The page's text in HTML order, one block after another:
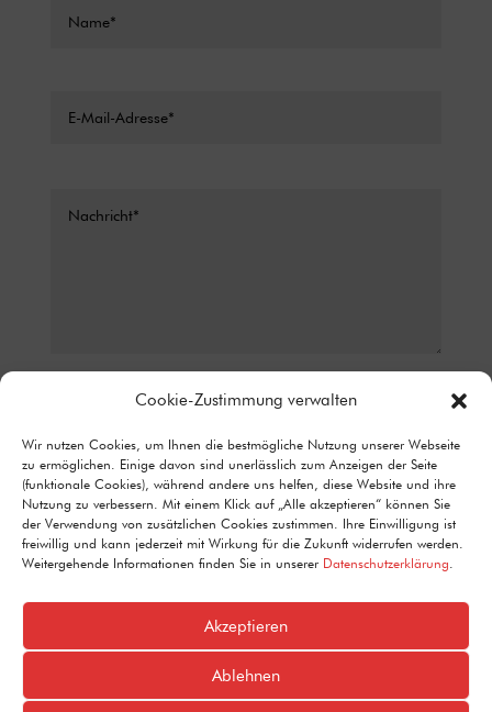
Cookie-Zustimmung verwalten
Wir nutzen Cookies, um Ihnen die bestmögliche Nutzung unserer Webseite
zu ermöglichen. Einige davon sind unerlässlich zum Anzeigen der Seite
(funktionale Cookies), während andere uns helfen, diese Website und ihre
Nutzung zu verbessern. Mit einem Klick auf „Alle akzeptieren“ können Sie
der Verwendung von zusätzlichen Cookies zustimmen. Ihre Einwilligung ist
freiwillig und kann jederzeit mit Wirkung für die Zukunft widerrufen werden.
Weitergehende Informationen finden Sie in unserer Datenschutzerklärung.
Akzeptieren
Ablehnen
KONTAKTFORMULAR ZUR BEANTWORTUNG MEINER ANFRAGE
ERHOBEN UND VERARBEITET WERDEN. DETAILLIERTE
INFORMATIONEN ZUM UMGANG MIT NUTZERDATEN FINDEN SIE IN
UNSERER DATENSCHUTZERKLÄRUNG.
6 + 9= Senden
Alternative: